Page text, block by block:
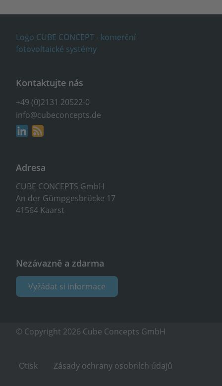
Kontaktujte nás
+49 (0)2131 20522-0
info@cubeconcepts.de
Adresa
CUBE CONCEPTS GmbH
An der Gümpgesbrücke 17
41564 Kaarst
Nezávazně a zdarma
Vyžádat si informace
© Copyright 2026 Cube Concepts GmbH
Otisk Zásady ochrany osobních údajů